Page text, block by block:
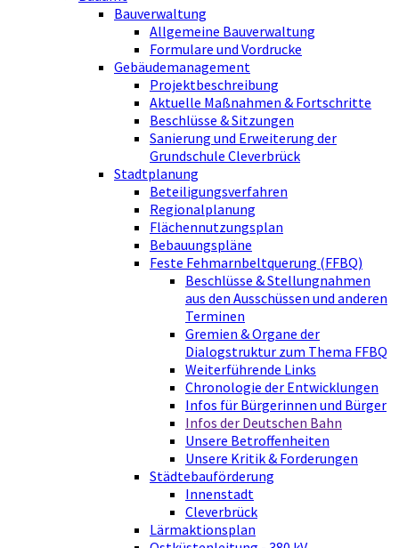
Bauverwaltung
Allgemeine Bauverwaltung
Formulare und Vordrucke
Gebäudemanagement
Projektbeschreibung
Aktuelle Maßnahmen & Fortschritte
Beschlüsse & Sitzungen
Sanierung und Erweiterung der
Grundschule Cleverbrück
Stadtplanung
Beteiligungsverfahren
Regionalplanung
Flächennutzungsplan
Bebauungspläne
Feste Fehmarnbeltquerung (FFBQ)
Beschlüsse & Stellungnahmen
aus den Ausschüssen und anderen
Terminen
Gremien & Organe der
Dialogstruktur zum Thema FFBQ
Weiterführende Links
Chronologie der Entwicklungen
Infos für Bürgerinnen und Bürger
Infos der Deutschen Bahn
Unsere Betroffenheiten
Unsere Kritik & Forderungen
Städtebauförderung
Innenstadt
Cleverbrück
Lärmaktionsplan